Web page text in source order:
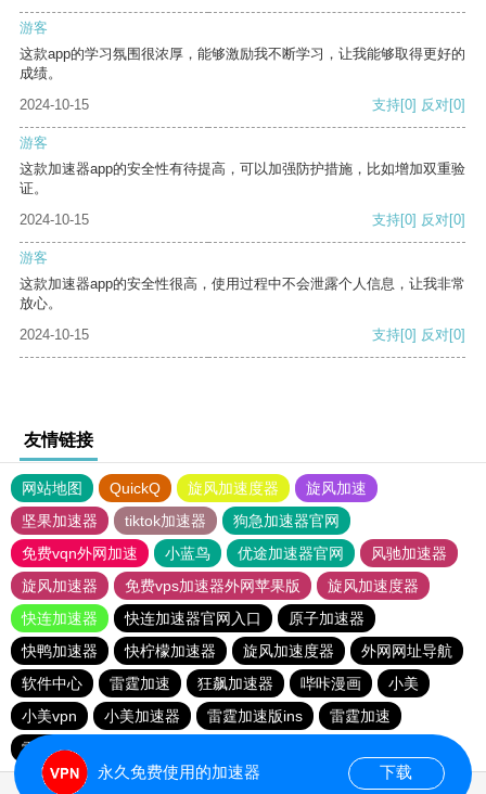
游客
这款app的学习氛围很浓厚，能够激励我不断学习，让我能够取得更好的
成绩。
2024-10-15
支持[0] 反对[0]
游客
这款加速器app的安全性有待提高，可以加强防护措施，比如增加双重验
证。
2024-10-15
支持[0] 反对[0]
游客
这款加速器app的安全性很高，使用过程中不会泄露个人信息，让我非常
放心。
2024-10-15
支持[0] 反对[0]
友情链接
网站地图 QuickQ 旋风加速度器
旋风加速
坚果加速器
tiktok加速器
狗急加速器官网
免费vqn外网加速
小蓝鸟 优途加速器官网
风驰加速器
旋风加速器
免费vps加速器外网苹果版
旋风加速度器
快连加速器
快连加速器官网入口
原子加速器
快鸭加速器
快柠檬加速器 旋风加速度器
外网网址导航
软件中心
雷霆加速 狂飙加速器 哔咔漫画
小美
小美vpn
小美加速器 雷霆加速版ins
雷霆加速
雷霆加速下载
永久免费使用的加速器 下载